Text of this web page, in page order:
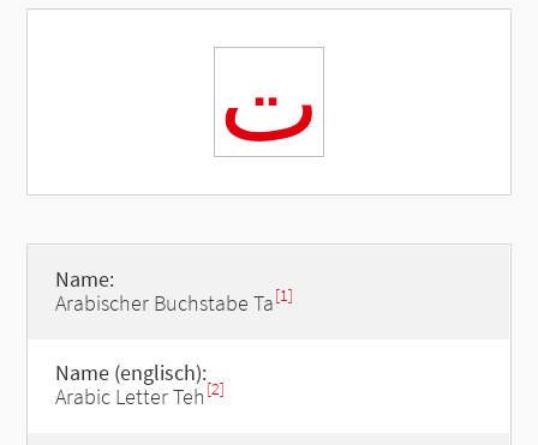
ت
Name:
Arabischer Buchstabe Ta[1]
Name (englisch):
Arabic Letter Teh [2]